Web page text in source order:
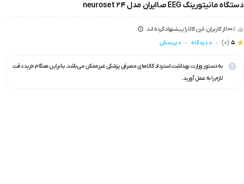
دستگاه مانیتورینگ EEG صاایران مدل neuroset 24
100٪ از کاربران، این کالا را پیشنهاد کرده اند.
5
(0) 0 دیدگاه 0 پرسش
به دستور وزارت بهداشت استرداد کالاهای مصرفی پزشکی غیرممکن می‌باشد. بنابراین هنگام خرید دقت
لازم را به عمل آورید.